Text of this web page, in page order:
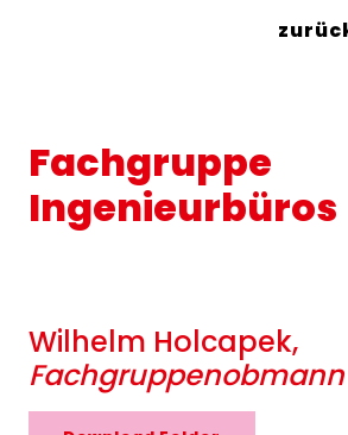
Fachgruppe
Ingenieurbüros
Wilhelm Holcapek,